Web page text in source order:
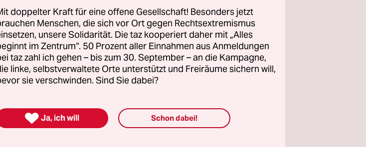
eine Hand an der Lenkstange – mit
zu.
doppelter Kraft für eine offene Gesellschaft! Besonders jetzt
Menschen, die sich vor Ort gegen Rechtsextremismus
unsere Solidarität. Die taz kooperiert daher mit „Alles
im Zentrum“. 50 Prozent aller Einnahmen aus Anmeldungen
taz zahl ich gehen – bis zum 30. September – an die Kampagne,
linke, selbstverwaltete Orte unterstützt und Freiräume sichern will,
sie verschwinden. Sind Sie dabei?
 Ja, ich will Schon dabei!